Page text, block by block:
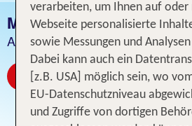
MÜNCHEN FERIEN
Angebot für 1 bis 4 Nächte ohne
Jetzt ab CHF 6
verarbeiten, um Ihnen auf oder
Webseite personalisierte
sowie Messungen und
Dabei kann auch ein
[z.B. USA] möglich sein, wo
EU-Datenschutzniveau
und Zugriffe von dortigen